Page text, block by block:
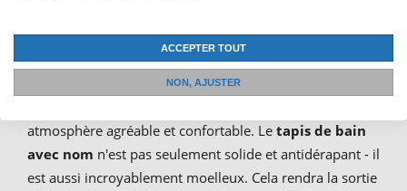
commencer ? Commence par un tapis de bain
personnalisé avec ta propre photo ou ton propre texte.
Non seulement tu créeras un point fort magnifique sur
atmosphère agréable et confortable. Le tapis de bain
avec nom n'est pas seulement solide et antidérapant - il
est aussi incroyablement moelleux. Cela rendra la sortie
ACCEPTER TOUT
NON, AJUSTER